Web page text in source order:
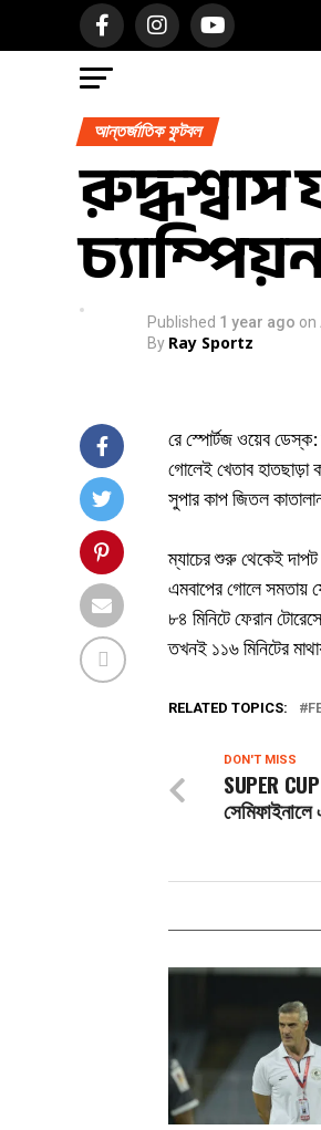
আন্তর্জাতিক ফুটবল
রুদ্ধশ্বাস
Published 1 year ago on
By Ray Sportz
রে স্পোর্টজ ওয়েব ডেস্ক:
গোলেই খেতাব
সুপার কাপ জিতল
ম্যাচের শুরু থেকেই দাপট
এমবাপের গোলে সমতায়
৮৪ মিনিটে ফেরান
তখনই ১১৬ মিনিটের
RELATED TOPICS:
DON'T MISS
SUPER